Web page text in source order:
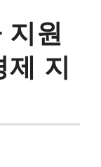
원
제 지